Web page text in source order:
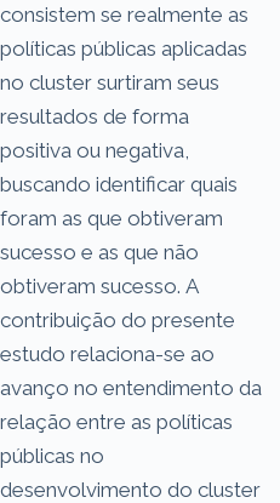
consistem se realmente as
políticas públicas aplicadas
no cluster surtiram seus
resultados de forma
positiva ou negativa,
buscando identificar quais
foram as que obtiveram
sucesso e as que não
obtiveram sucesso. A
contribuição do presente
estudo relaciona-se ao
avanço no entendimento da
relação entre as políticas
públicas no
desenvolvimento do cluster